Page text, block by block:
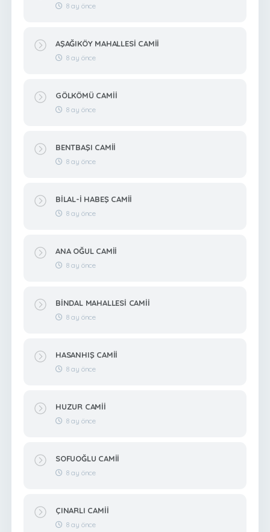
8 ay önce
AŞAĞIKÖY MAHALLESİ CAMİİ
8 ay önce
GÖLKÖMÜ CAMİİ
8 ay önce
BENTBAŞI CAMİİ
8 ay önce
BİLAL-İ HABEŞ CAMİİ
8 ay önce
ANA OĞUL CAMİİ
8 ay önce
BİNDAL MAHALLESİ CAMİİ
8 ay önce
HASANHIŞ CAMİİ
8 ay önce
HUZUR CAMİİ
8 ay önce
SOFUOĞLU CAMİİ
8 ay önce
ÇINARLI CAMİİ
8 ay önce